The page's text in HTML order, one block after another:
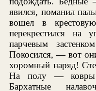
явился, поманил
вошел в
перекрестился на
парчевым
Покосился, — вот
хоромный наряд!
На полу — ковры
Бархатные